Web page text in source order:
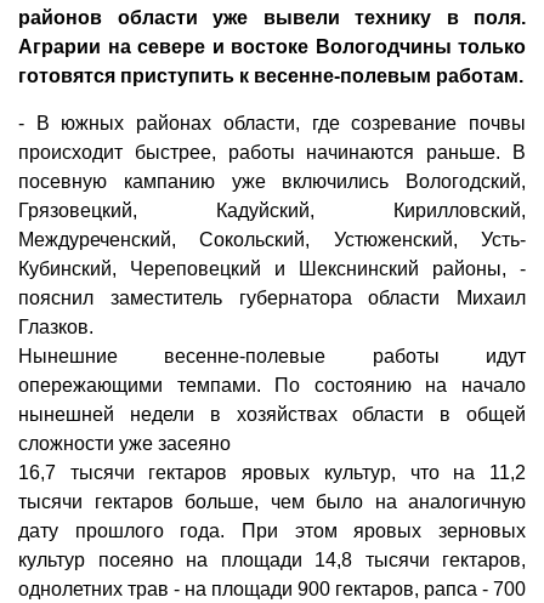
районов области уже вывели технику в поля.
Аграрии на севере и востоке Вологодчины только
готовятся приступить к весенне-полевым работам.
- В южных районах области, где созревание почвы
происходит быстрее, работы начинаются раньше. В
посевную кампанию уже включились Вологодский,
Грязовецкий, Кадуйский, Кирилловский,
Междуреченский, Сокольский, Устюженский, Усть-
Кубинский, Череповецкий и Шекснинский районы, -
пояснил заместитель губернатора области Михаил
Глазков.
Нынешние весенне-полевые работы идут
опережающими темпами. По состоянию на начало
нынешней недели в хозяйствах области в общей
сложности уже засеяно
16,7 тысячи гектаров яровых культур, что на 11,2
тысячи гектаров больше, чем было на аналогичную
дату прошлого года. При этом яровых зерновых
культур посеяно на площади 14,8 тысячи гектаров,
однолетних трав - на площади 900 гектаров, рапса - 700